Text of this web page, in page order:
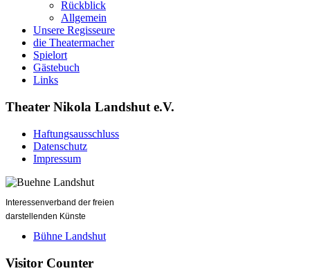
Rückblick
Allgemein
Unsere Regisseure
die Theatermacher
Spielort
Gästebuch
Links
Theater Nikola Landshut e.V.
Haftungsausschluss
Datenschutz
Impressum
Interessenverband der freien
darstellenden Künste
Bühne Landshut
Visitor Counter